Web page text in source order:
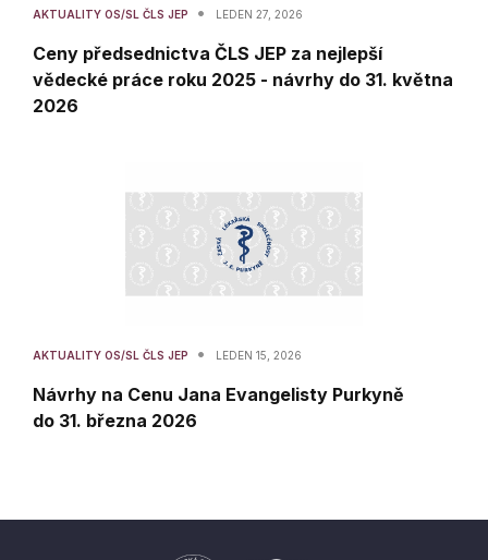
AKTUALITY OS/SL ČLS JEP • LEDEN 27, 2026
Ceny předsednictva ČLS JEP za nejlepší
vědecké práce roku 2025 - návrhy do 31. května
2026
AKTUALITY OS/SL ČLS JEP • LEDEN 15, 2026
Návrhy na Cenu Jana Evangelisty Purkyně
do 31. března 2026